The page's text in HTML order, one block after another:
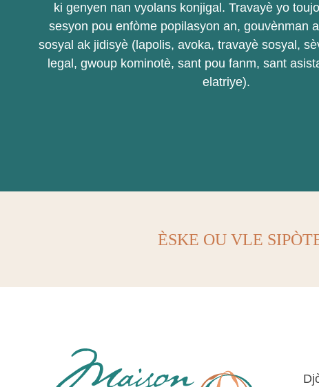
ki genyen nan vyolans konjigal. Travayè yo
sesyon pou enfòme popilasyon an, gouvènman
sosyal ak jidisyè (lapolis, avoka, travayè sosyal,
legal, gwoup kominotè, sant pou fanm, sant
elatriye).
ÈSKE OU VLE